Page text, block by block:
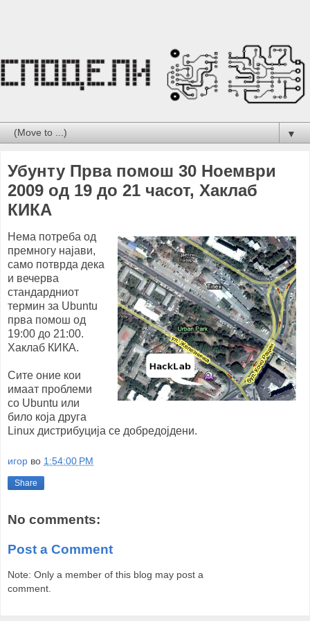
▼
Убунту Прва помош 30 Ноември
2009 од 19 до 21 часот, Хаклаб
КИКА
Нема потреба од
премногу најави,
само потврда дека
и вечерва
стандардниот
термин за Ubuntu
прва помош од
19:00 до 21:00.
Хаклаб КИКА.
Сите оние кои
имаат проблеми
со Ubuntu или
било која друга
Linux дистрибуција се добредојдени.
игор во 1:54:00 PM
Share
No comments:
Post a Comment
Note: Only a member of this blog may post a
comment.